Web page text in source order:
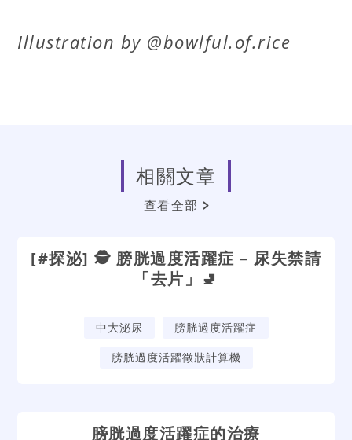
Illustration by @bowlful.of.rice
相關文章
查看全部
[#探泌] 🕵️ 膀胱過度活躍症 – 尿失禁請
「去片」🚽
中大泌尿
膀胱過度活躍症
膀胱過度活躍徵狀計算機
膀胱過度活躍症的治療